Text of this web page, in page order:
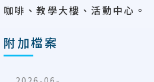
咖啡、教學大樓、活動中心。
附加檔案